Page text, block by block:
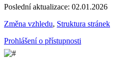
Poslední aktualizace: 02.01.2026
Změna vzhledu, Struktura stránek
Prohlášení o přístupnosti